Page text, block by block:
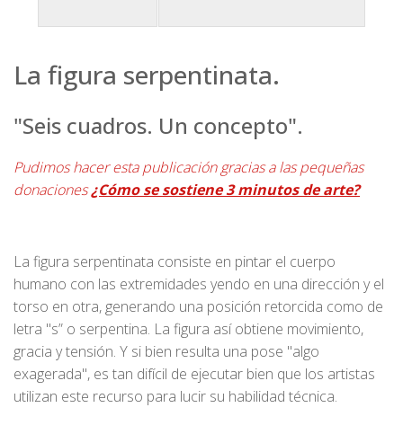
La figura serpentinata.
"Seis cuadros. Un concepto".
Pudimos hacer esta publicación gracias a las pequeñas
donaciones¿Cómo se sostiene 3 minutos de arte?
La figura serpentinata consiste en pintar el cuerpo
humano con las extremidades yendo en una dirección y el
torso en otra, generando una posición retorcida como de
letra "s” o serpentina. La figura así obtiene movimiento,
gracia y tensión. Y si bien resulta una pose "algo
exagerada", es tan difícil de ejecutar bien que los artistas
utilizan este recurso para lucir su habilidad técnica.